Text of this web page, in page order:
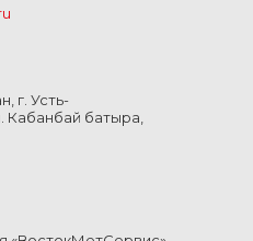
г. Усть-
Кабанбай батыра,